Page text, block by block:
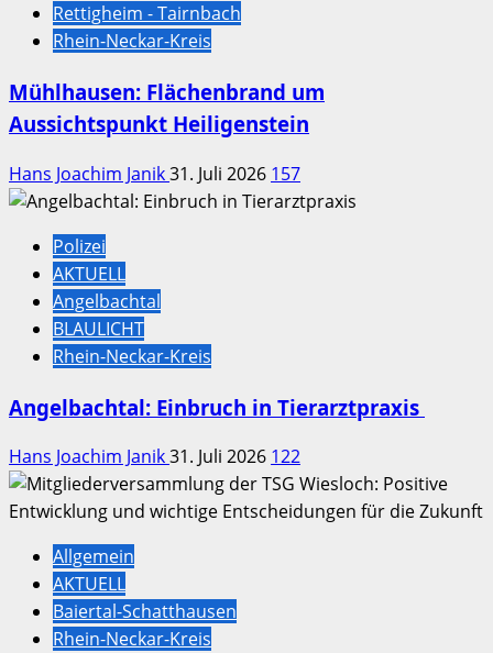
Rettigheim - Tairnbach
Rhein-Neckar-Kreis
Mühlhausen: Flächenbrand um
Aussichtspunkt Heiligenstein
Hans Joachim Janik31. Juli 2026 157
Polizei
AKTUELL
Angelbachtal
BLAULICHT
Rhein-Neckar-Kreis
Angelbachtal: Einbruch in Tierarztpraxis
Hans Joachim Janik31. Juli 2026 122
Allgemein
AKTUELL
Baiertal-Schatthausen
Rhein-Neckar-Kreis